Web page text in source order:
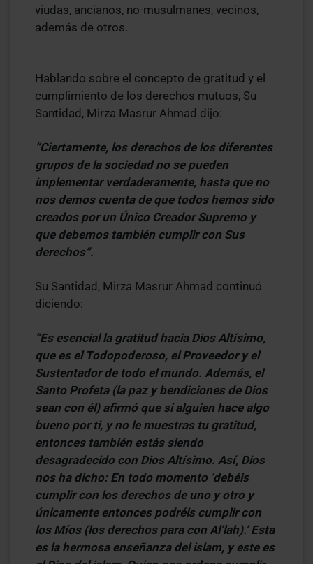
viudas, ancianos, no-musulmanes, vecinos,
además de otros.
Hablando sobre el concepto de gratitud y el
cumplimiento de los derechos mutuos, Su
Santidad, Mirza Masrur Ahmad dijo:
“Ciertamente, los derechos de los diferentes
grupos de la sociedad no se pueden
implementar verdaderamente, hasta que no
nos demos cuenta de que todos hemos sido
creados por un Único Creador Supremo y
que debemos también cumplir con Sus
derechos”.
Su Santidad, Mirza Masrur Ahmad continuó
diciendo:
“Es esencial la gratitud hacia Dios Altísimo,
que es el Todopoderoso, el Proveedor y el
Sustentador de todo el mundo. Además, el
Santo Profeta (la paz y bendiciones de Dios
sean con él) afirmó que si alguien hace algo
bueno por ti, y no le muestras tu gratitud,
entonces también estás siendo
desagradecido con Dios Altísimo. Así, Dios
nos ha dicho: En todo momento ‘debéis
cumplir con los derechos de uno y otro y
únicamente entonces podréis cumplir con
los Míos (los derechos para con Al’lah).’ Esta
es la hermosa enseñanza del islam, y este es